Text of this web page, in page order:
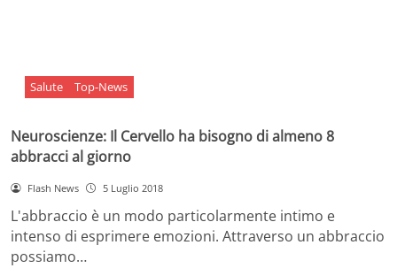
Salute Top-News
Neuroscienze: Il Cervello ha bisogno di almeno 8
abbracci al giorno
Flash News 5 Luglio 2018
L'abbraccio è un modo particolarmente intimo e
intenso di esprimere emozioni. Attraverso un abbraccio
possiamo…